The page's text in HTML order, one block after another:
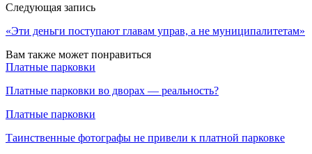
Следующая запись
«Эти деньги поступают главам управ, а не муниципалитетам»
Вам также может понравиться
Платные парковки
Платные парковки во дворах — реальность?
Платные парковки
Таинственные фотографы не привели к платной парковке